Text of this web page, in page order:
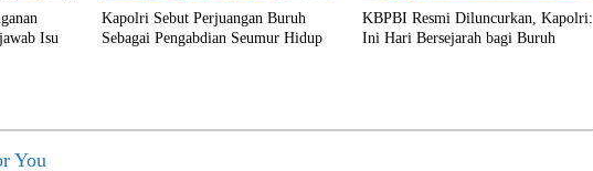
Isu
Kapolri Sebut Perjuangan Buruh
Sebagai Pengabdian Seumur Hidup
KBPBI Resmi Diluncurkan, Kapolri:
Ini Hari Bersejarah bagi Buruh
You